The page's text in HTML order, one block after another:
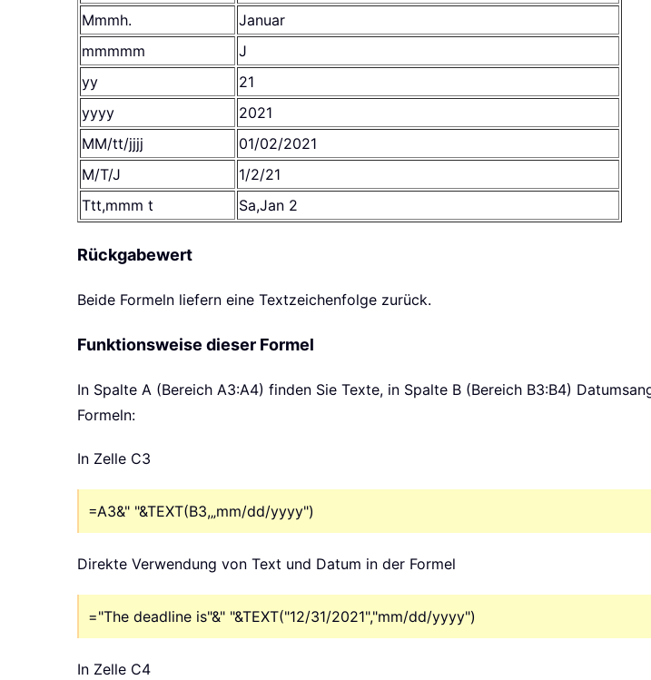
Mmmh.
Januar
mmmmm
J
yy
21
yyyy
2021
MM/tt/jjjj
01/02/2021
M/T/J
1/2/21
Ttt,mmm t
Sa,Jan 2
Rückgabewert
Beide Formeln liefern eine Textzeichenfolge zurück.
Funktionsweise dieser Formel
In Spalte A (Bereich A3:A4) finden Sie Texte, in Spalte B (Bereich B3:B4)
Formeln:
In Zelle C3
=A3&" "&TEXT(B3,„mm/dd/yyyy")
Direkte Verwendung von Text und Datum in der Formel
="The deadline is"&" "&TEXT("12/31/2021","mm/dd/yyyy")
In Zelle C4